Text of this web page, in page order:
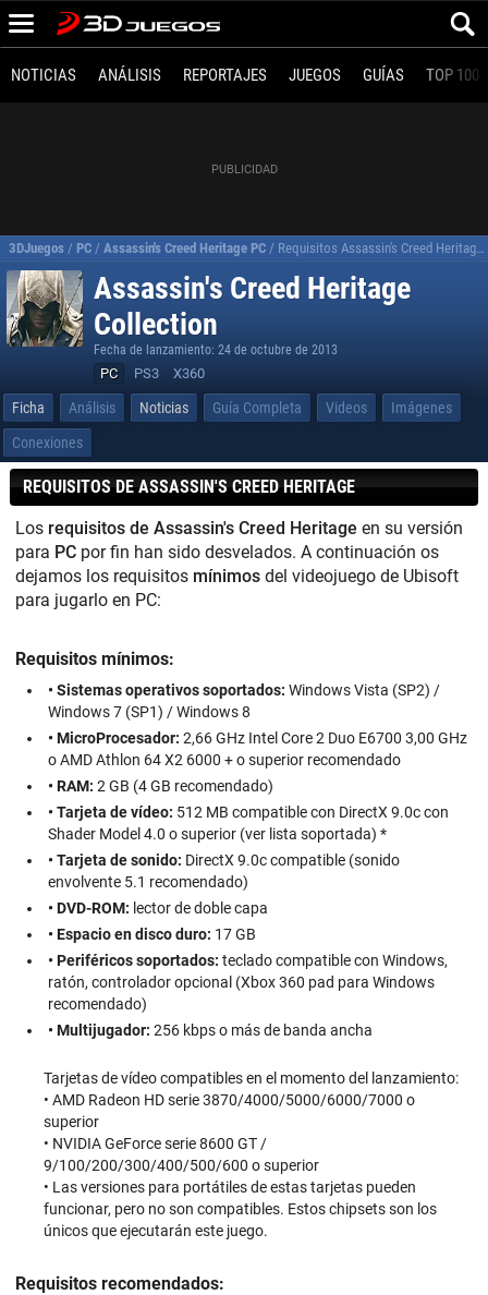
NOTICIAS ANÁLISIS REPORTAJES JUEGOS GUÍAS TOP 100
3DJuegos / PC / Assassin's Creed Heritage PC / Requisitos Assassin's Creed Heritage Collection para PC
Assassin's Creed Heritage
Collection
Fecha de lanzamiento: 24 de octubre de 2013
PC PS3 X360
Ficha Análisis Noticias Guía Completa Videos
Imágenes
Conexiones
REQUISITOS DE ASSASSIN'S CREED HERITAGE
Los requisitos de Assassin's Creed Heritage en su versión
para PC por fin han sido desvelados. A continuación os
dejamos los requisitos mínimos del videojuego de Ubisoft
para jugarlo en PC:
Requisitos mínimos:
• Sistemas operativos soportados: Windows Vista (SP2) /
Windows 7 (SP1) / Windows 8
• MicroProcesador: 2,66 GHz Intel Core 2 Duo E6700 3,00 GHz
o AMD Athlon 64 X2 6000 + o superior recomendado
• RAM: 2 GB (4 GB recomendado)
• Tarjeta de vídeo: 512 MB compatible con DirectX 9.0c con
Shader Model 4.0 o superior (ver lista soportada) *
• Tarjeta de sonido: DirectX 9.0c compatible (sonido
envolvente 5.1 recomendado)
• DVD-ROM: lector de doble capa
• Espacio en disco duro: 17 GB
• Periféricos soportados: teclado compatible con Windows,
ratón, controlador opcional (Xbox 360 pad para Windows
recomendado)
• Multijugador: 256 kbps o más de banda ancha
Tarjetas de vídeo compatibles en el momento del lanzamiento:
• AMD Radeon HD serie 3870/4000/5000/6000/7000 o
superior
• NVIDIA GeForce serie 8600 GT /
9/100/200/300/400/500/600 o superior
• Las versiones para portátiles de estas tarjetas pueden
funcionar, pero no son compatibles. Estos chipsets son los
únicos que ejecutarán este juego.
Requisitos recomendados: